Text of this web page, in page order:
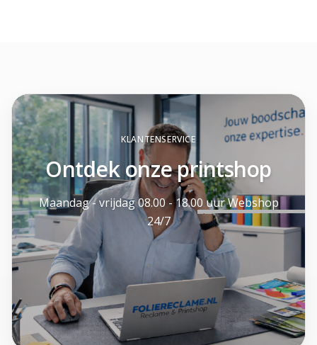
KLANTENSERVICE
Ontdek onze printshop
Maandag - vrijdag 08.00 - 18.00 uur Webshop
24/7